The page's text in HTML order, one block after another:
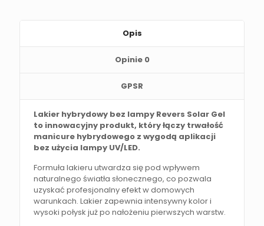
Opis
Opinie 0
GPSR
Lakier hybrydowy bez lampy Revers Solar Gel
to innowacyjny produkt, który łączy trwałość
manicure hybrydowego z wygodą aplikacji
bez użycia lampy UV/LED.
Formuła lakieru utwardza się pod wpływem
naturalnego światła słonecznego, co pozwala
uzyskać profesjonalny efekt w domowych
warunkach. Lakier zapewnia intensywny kolor i
wysoki połysk już po nałożeniu pierwszych warstw.